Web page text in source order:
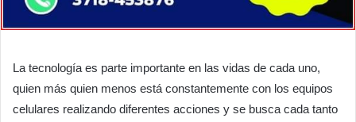
La tecnología es parte importante en las vidas de cada uno,
quien más quien menos está constantemente con los equipos
celulares realizando diferentes acciones y se busca cada tanto